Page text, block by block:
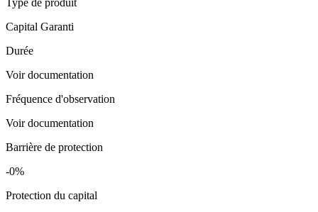
Type de produit
Capital Garanti
Durée
Voir documentation
Fréquence d'observation
Voir documentation
Barrière de protection
-0%
Protection du capital